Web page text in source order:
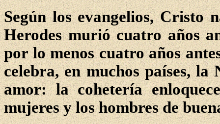
Según los evangelios, Cristo
Herodes murió cuatro años
por lo menos cuatro años
celebra, en muchos países, la
amor: la cohetería
mujeres y los hombres de